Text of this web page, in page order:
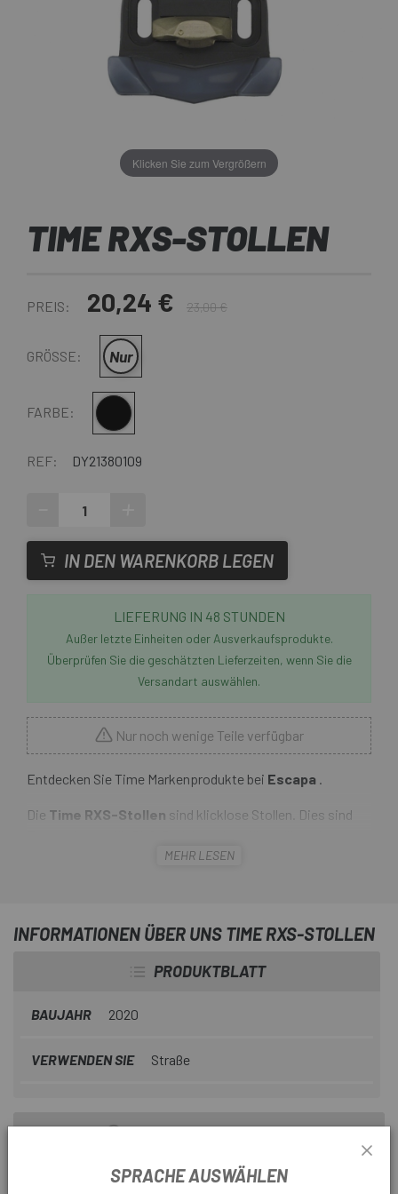
Klicken Sie zum Vergrößern
TIME RXS-STOLLEN
PREIS: 20,24 € 23,00 €
GRÖSSE: Nur
FARBE: Multi
REF: DY21380109
IN DEN WARENKORB LEGEN
LIEFERUNG IN 48 STUNDEN
Außer letzte Einheiten oder Ausverkaufsprodukte.
Überprüfen Sie die geschätzten Lieferzeiten, wenn Sie die
Versandart auswählen.
Nur noch wenige Teile verfügbar
Entdecken Sie Time Markenprodukte bei Escapa .
Die Time RXS-Stollen sind klicklose Stollen. Dies sind
„Kaffee“-Profil, was bedeutet, dass Sie nicht Gefahr laufen,
Fahrt einen Snack zu gönnen.
MEHR LESEN
INFORMATIONEN ÜBER UNS TIME RXS-STOLLEN
PRODUKTBLATT
BAUJAHR 2020
VERWENDEN SIE Straße
PRODUKTINFORMATION
SPRACHE AUSWÄHLEN